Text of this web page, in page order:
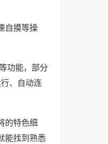
自摸等操
功能，部分
、自动连
的特色细
能找到熟悉